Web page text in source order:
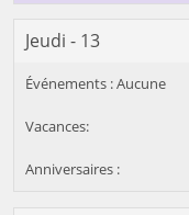
Jeudi - 13